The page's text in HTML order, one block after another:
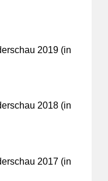
2019 (in
2018 (in
2017 (in